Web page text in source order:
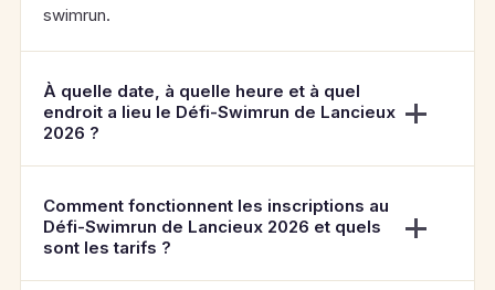
swimrun.
À quelle date, à quelle heure et à quel
endroit a lieu le Défi-Swimrun de Lancieux
2026 ?
Comment fonctionnent les inscriptions au
Défi-Swimrun de Lancieux 2026 et quels
sont les tarifs ?